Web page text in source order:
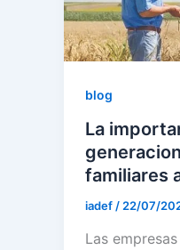
blog
La
familiares
iadef / 22/07/
Las